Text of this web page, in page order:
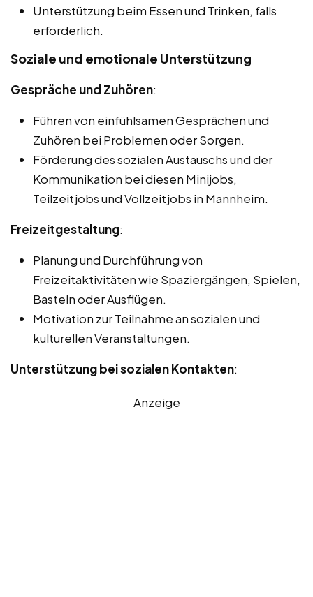
Unterstützung beim Essen und Trinken, falls
erforderlich.
Soziale und emotionale Unterstützung
Gespräche und Zuhören:
Führen von einfühlsamen Gesprächen und
Zuhören bei Problemen oder Sorgen.
Förderung des sozialen Austauschs und der
Kommunikation bei diesen Minijobs,
Teilzeitjobs und Vollzeitjobs in Mannheim.
Freizeitgestaltung:
Planung und Durchführung von
Freizeitaktivitäten wie Spaziergängen, Spielen,
Basteln oder Ausflügen.
Motivation zur Teilnahme an sozialen und
kulturellen Veranstaltungen.
Unterstützung bei sozialen Kontakten:
Anzeige